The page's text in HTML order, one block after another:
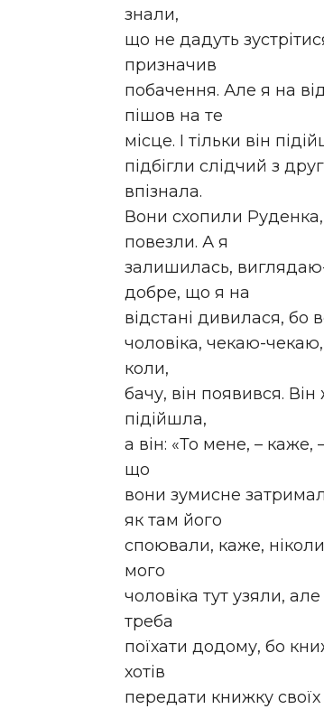
знали,
що не дадуть
призначив
побачення. Але я на
пішов на те
місце. І тільки він
підбігли слідчий з
впізнала.
Вони схопили
повезли. А я
залишилась,
добре, що я на
відстані дивилася, бо
чоловіка, чекаю-
коли,
бачу, він появився.
підійшла,
а він: «То мене, –
що
вони зумисне
як там його
споювали, каже,
мого
чоловіка тут узяли,
треба
поїхати додому, бо
хотів
передати книжку своїх